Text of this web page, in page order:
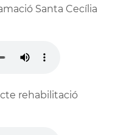
Santa Cecília
rehabilitació